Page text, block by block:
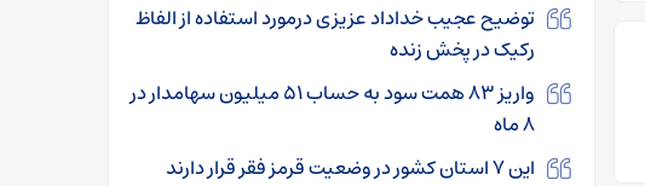
توضیح عجیب خداداد عزیزی درمورد استفاده از الفاظ
رکیک در پخش زنده
واریز ۸۳ همت سود به حساب ۵۱ میلیون سهامدار در
۸ ماه
این ۷ استان کشور در وضعیت قرمز فقر قرار دارند